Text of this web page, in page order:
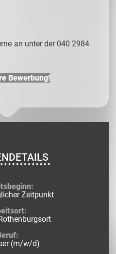
an unter der 040 2984
Bewerbung!
Zeitpunkt
(m/w/d)